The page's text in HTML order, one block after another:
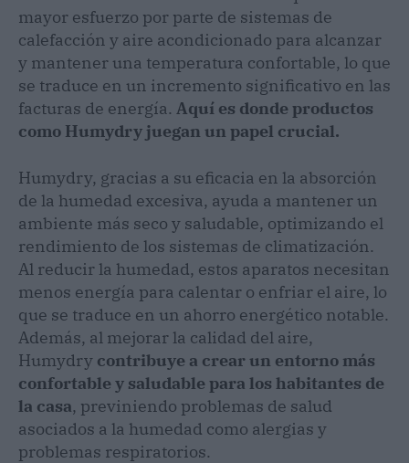
mayor esfuerzo por parte de sistemas de
calefacción y aire acondicionado para alcanzar
y mantener una temperatura confortable, lo que
se traduce en un incremento significativo en las
facturas de energía. Aquí es donde productos
como Humydry juegan un papel crucial.
Humydry, gracias a su eficacia en la absorción
de la humedad excesiva, ayuda a mantener un
ambiente más seco y saludable, optimizando el
rendimiento de los sistemas de climatización.
Al reducir la humedad, estos aparatos necesitan
menos energía para calentar o enfriar el aire, lo
que se traduce en un ahorro energético notable.
Además, al mejorar la calidad del aire,
Humydry contribuye a crear un entorno más
confortable y saludable para los habitantes de
la casa, previniendo problemas de salud
asociados a la humedad como alergias y
problemas respiratorios.